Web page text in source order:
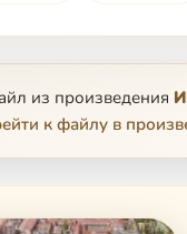
из произведения
к файлу в